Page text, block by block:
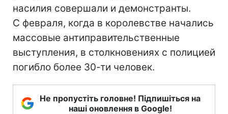
насилия совершали и демонстранты.
С февраля, когда в королевстве начались
массовые антиправительственные
выступления, в столкновениях с полицией
погибло более 30-ти человек.
Не пропустіть головне! Підпишіться на
наші оновлення в Google!